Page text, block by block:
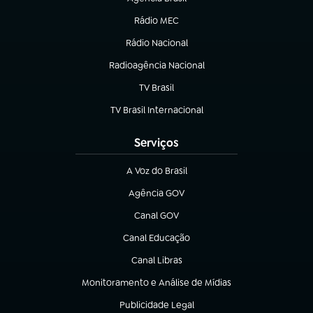
(abre em nova aba)
Rádio MEC
(abre em nova aba)
Rádio Nacional
Radioagência Nacional
(abre em nova aba)
TV Brasil
(abre em nova aba)
TV Brasil Internacional
(abre em nova aba)
Serviços
A Voz do Brasil
(abre em nova aba)
Agência GOV
(abre em nova aba)
Canal GOV
(abre em nova aba)
Canal Educação
(abre em nova aba)
Canal Libras
(abre em nova aba)
Monitoramento e Análise de Mídias
(abre em nova aba)
Publicidade Legal
(abre em nova aba)